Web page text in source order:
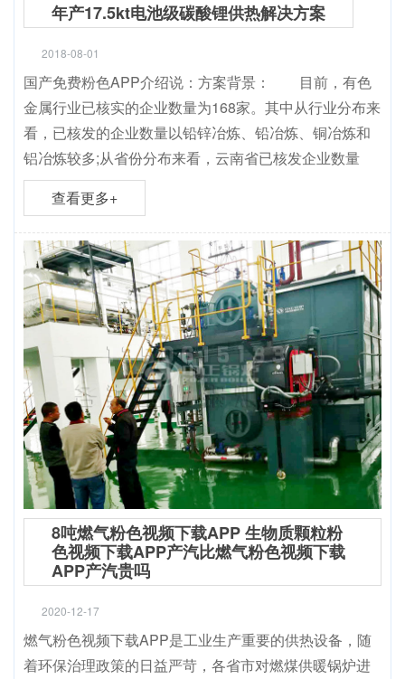
年产17.5kt电池级碳酸锂供热解决方案
2018-08-01
国产免费粉色APP介绍说：方案背景： 目前，有色
金属行业已核实的企业数量为168家。其中从行业分布来
看，已核发的企业数量以铅锌冶炼、铅冶炼、铜冶炼和
铝冶炼较多;从省份分布来看，云南省已核发企业数量
查看更多+
8吨燃气粉色视频下载APP 生物质颗粒粉
色视频下载APP产汽比燃气粉色视频下载
APP产汽贵吗
2020-12-17
燃气粉色视频下载APP是工业生产重要的供热设备，随
着环保治理政策的日益严苛，各省市对燃煤供暖锅炉进